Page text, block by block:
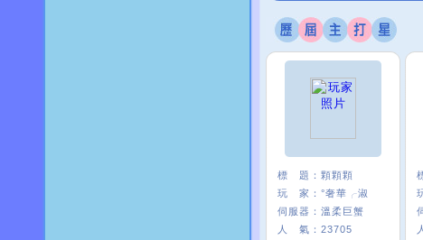
標 題： 顆顆顆
玩 家： °奢華╭淑
伺服器： 溫柔巨蟹
人 氣： 23705